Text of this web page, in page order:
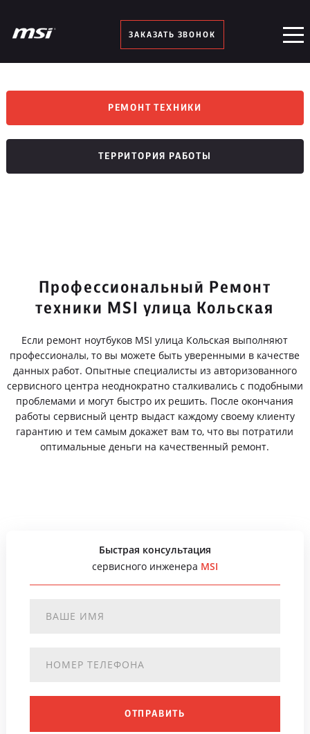
ЗАКАЗАТЬ ЗВОНОК
РЕМОНТ ТЕХНИКИ
ТЕРРИТОРИЯ РАБОТЫ
Профессиональный Ремонт
техники MSI улица Кольская
Если ремонт ноутбуков MSI улица Кольская выполняют
профессионалы, то вы можете быть уверенными в качестве
данных работ. Опытные специалисты из авторизованного
сервисного центра неоднократно сталкивались с подобными
проблемами и могут быстро их решить. После окончания
работы сервисный центр выдаст каждому своему клиенту
гарантию и тем самым докажет вам то, что вы потратили
оптимальные деньги на качественный ремонт.
Быстрая консультация
сервисного инженера MSI
ОТПРАВИТЬ